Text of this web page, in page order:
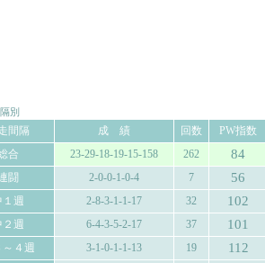
別
間隔 成 績 回数
PW指数
合
23-29-18-19-15-158 262 84
闘 2-0-0-1-0-4 7 56
１週 2-8-3-1-1-17 32 102
２週 6-4-3-5-2-17 37 101
～４週 3-1-0-1-1-13 19 112